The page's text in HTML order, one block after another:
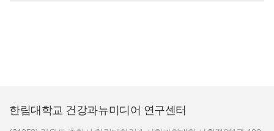
한림대학교 건강과뉴미디어 연구센터